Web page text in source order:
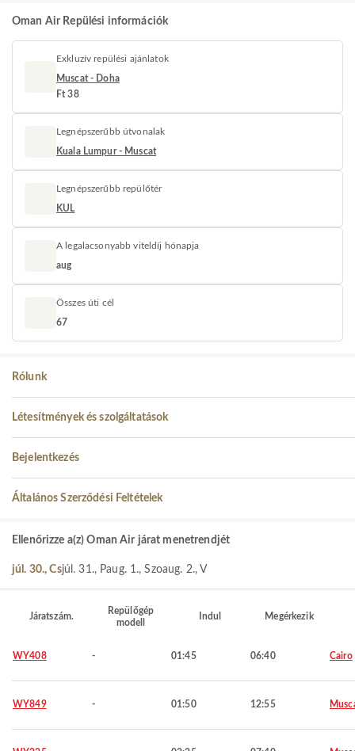
Oman Air Repülési információk
Exkluzív repülési ajánlatok
Muscat - Doha
Ft 38
Legnépszerűbb útvonalak
Kuala Lumpur - Muscat
Legnépszerűbb repülőtér
KUL
A legalacsonyabb viteldíj hónapja
aug
Összes úti cél
67
Rólunk
Létesítmények és szolgáltatások
Bejelentkezés
Általános Szerződési Feltételek
Ellenőrizze a(z) Oman Air járat menetrendjét
júl. 30., Csjúl. 31., Paug. 1., Szoaug. 2., V
Járatszám.
Repülőgép
modell
Indul Megérkezik
WY408 - 01:45 06:40 Cairo
WY849 - 01:50 12:55